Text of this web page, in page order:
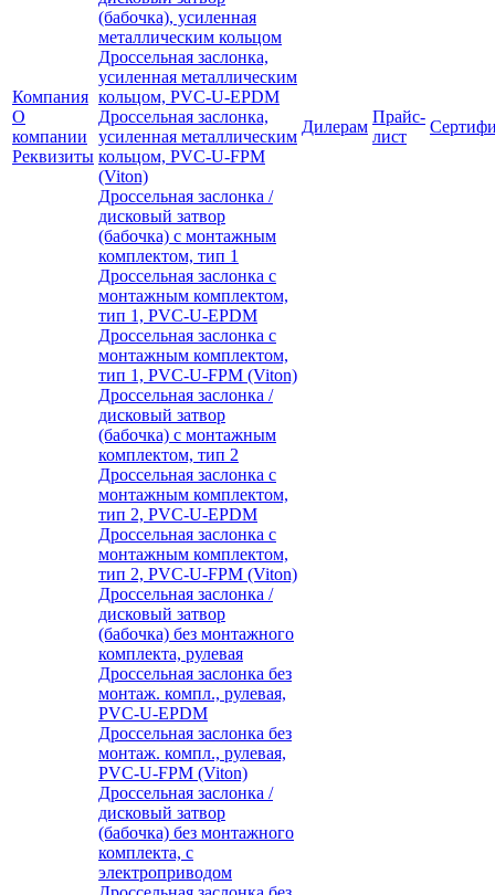
Компания
О
компании
Реквизиты
(бабочка), усиленная
металлическим кольцом
Дроссельная заслонка,
усиленная металлическим
кольцом, PVC-U-EPDM
Дроссельная заслонка,
усиленная металлическим
кольцом, PVC-U-FPM
(Viton)
Дроссельная заслонка /
дисковый затвор
(бабочка) с монтажным
комплектом, тип 1
Дроссельная заслонка с
монтажным комплектом,
тип 1, PVC-U-EPDM
Дроссельная заслонка с
монтажным комплектом,
тип 1, PVC-U-FPM (Viton)
Дроссельная заслонка /
дисковый затвор
(бабочка) с монтажным
комплектом, тип 2
Дроссельная заслонка с
монтажным комплектом,
тип 2, PVC-U-EPDM
Дроссельная заслонка с
монтажным комплектом,
тип 2, PVC-U-FPM (Viton)
Дроссельная заслонка /
дисковый затвор
(бабочка) без монтажного
комплекта, рулевая
Дроссельная заслонка без
монтаж. компл., рулевая,
PVC-U-EPDM
Дроссельная заслонка без
монтаж. компл., рулевая,
PVC-U-FPM (Viton)
Дроссельная заслонка /
дисковый затвор
(бабочка) без монтажного
комплекта, с
электроприводом
Дилерам
Прайс-
лист